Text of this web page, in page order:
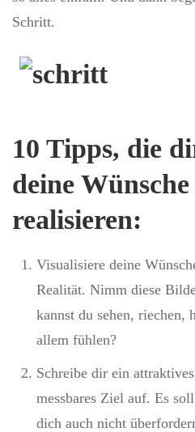
Schritt.
10 Tipps, die
deine
realisieren:
Visualisiere deine
Realität. Nimm diese
kannst du sehen, riechen,
allem fühlen?
Schreibe dir ein
messbares Ziel auf. Es
dich auch nicht